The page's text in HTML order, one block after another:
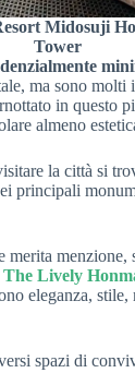
Midosuji
Tower
ma sono molti
in questo
almeno
la città si
principali
merita menzione,
The Lively
eleganza, stile,
spazi di